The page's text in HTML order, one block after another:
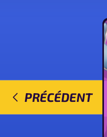
PRÉCÉDENT